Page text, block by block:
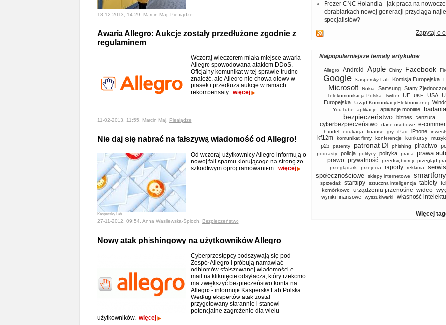
18-12-2013, 14:29, Marcin Maj, Pieniądze
Awaria Allegro: Aukcje zostały przedłużone zgodnie z
regulaminem
Wczoraj wieczorem miała miejsce awaria
Allegro spowodowana atakiem DDoS.
Oficjalny komunikat w tej sprawie trudno
znaleźć, ale Allegro nie chowa głowy w
piasek i przedłuża aukcje w ramach
rekompensaty. więcej
11-02-2013, 11:55, Marcin Maj, Pieniądze
Nie daj się nabrać na fałszywą wiadomość od Allegro!
Kaspersky Lab
Od wczoraj użytkownicy Allegro informują o
nowej fali spamu kierującego na stronę ze
szkodliwym oprogramowaniem. więcej
27-11-2012, 09:54, Anna Wasilewska-Śpioch, Bezpieczeństwo
Nowy atak phishingowy na użytkowników Allegro
Cyberprzestępcy podszywają się pod
Zespół Allegro i próbują namawiać
odbiorców sfałszowanej wiadomości e-
mail na kliknięcie odsyłacza, który rzekomo
ma zwiększyć bezpieczeństwo konta na
Allegro - informuje Kaspersky Lab Polska.
Według ekspertów atak został
przygotowany starannie i stanowi
potencjalne zagrożenie dla wielu
użytkowników. więcej
Frezer CNC Holandia - jak praca na
obrabiarkach nowej generacji przyciąga
specjalistów?
Zapytaj o
Najpopularniejsze tematy artykułów
Allegro Android Apple Chiny Facebook
Google Kaspersky Lab Komisja Europejska
Microsoft Nokia Samsung Stany
Telekomunikacja Polska Twitter UE UKE USA
Europejska
Urząd Komunikacji Elektronicznej
YouTube aplikacje aplikacje mobilne badania
bezpieczeństwo biznes cenzura
cyberbezpieczeństwo dane osobowe e-
handel
edukacja finanse gry iPad iPhone
kf12m komunikat firmy konferencje konkursy
p2p patenty patronat DI phishing piractwo
podcasty policja politycy polityka praca prawa
prawo prywatność przedsiębiorcy
przegląd
przeglądarki
przejęcia raporty reklama
społecznościowe
sklepy internetowe smartfony
sprzedaż
startupy sztuczna inteligencja tablety
komórkowe urządzenia przenośne wideo
wyniki finansowe wyszukiwarki własność
Więcej